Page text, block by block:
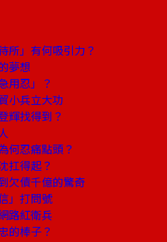
所」有何吸引力？
夢想
用忍」？
小兵立大功
輝找得到？
何忍痛點頭？
扛得起？
欠債千億的驚奇
」打問號
路紅衛兵
的棒子？